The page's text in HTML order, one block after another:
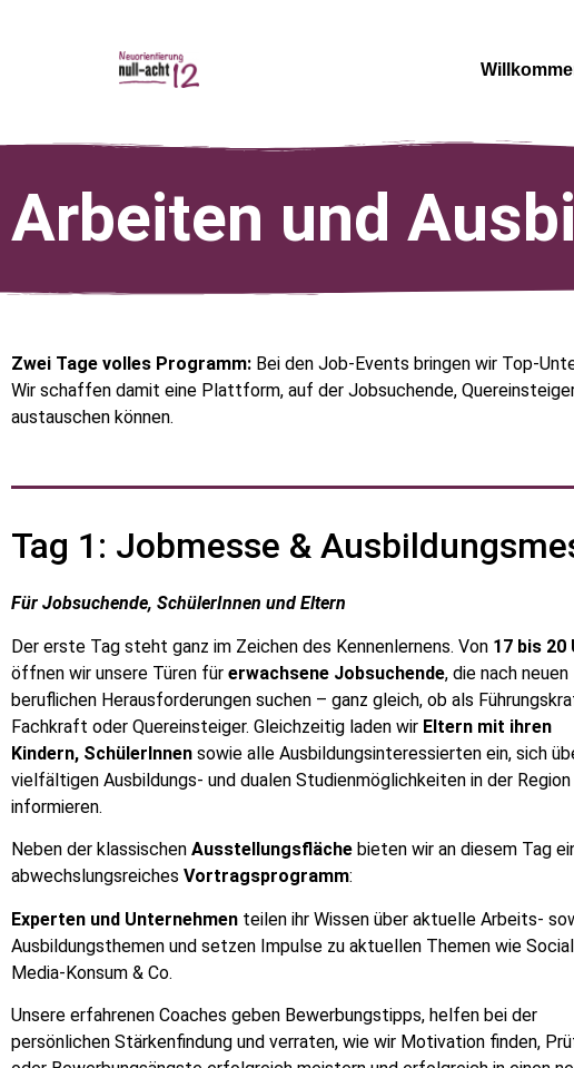
Arbeiten und
Zwei Tage volles Programm: Bei den Job-Events bringen wir Top-
Wir schaffen damit eine Plattform, auf der Jobsuchende,
austauschen können.
Tag 1: Jobmesse &
Für Jobsuchende, SchülerInnen und Eltern
Der erste Tag steht ganz im Zeichen des Kennenlernens. Von 17 bis 20
öffnen wir unsere Türen für erwachsene Jobsuchende, die nach neuen
beruflichen Herausforderungen suchen – ganz gleich, ob als
Fachkraft oder Quereinsteiger. Gleichzeitig laden wir Eltern mit ihren
Kindern, SchülerInnen sowie alle Ausbildungsinteressierten ein, sich
vielfältigen Ausbildungs- und dualen Studienmöglichkeiten in der Region
informieren.
Neben der klassischen Ausstellungsfläche bieten wir an diesem Tag
abwechslungsreiches Vortragsprogramm:
Experten und Unternehmen teilen ihr Wissen über aktuelle Arbeits-
Ausbildungsthemen und setzen Impulse zu aktuellen Themen wie
Media-Konsum & Co.
Unsere erfahrenen Coaches geben Bewerbungstipps, helfen bei der
persönlichen Stärkenfindung und verraten, wie wir Motivation finden,